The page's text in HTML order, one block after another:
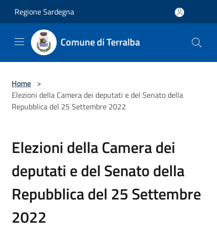
Regione Sardegna
Comune di Terralba
Home >
Elezioni della Camera dei deputati e del Senato della
Repubblica del 25 Settembre 2022
Elezioni della Camera dei
deputati e del Senato della
Repubblica del 25 Settembre
2022